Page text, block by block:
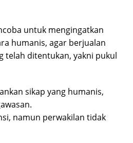
untuk mengingatkan
humanis, agar berjualan
telah ditentukan, yakni pukul
sikap yang humanis,
namun perwakilan tidak